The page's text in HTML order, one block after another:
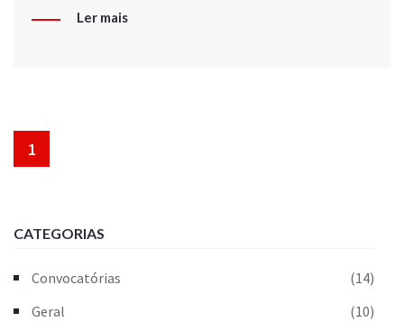
Ler mais
1
CATEGORIAS
Convocatórias
(14)
Geral
(10)